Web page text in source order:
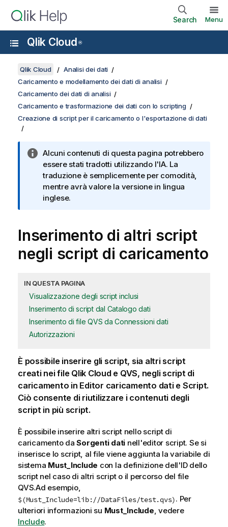
Search Menu
Qlik Cloud ®
Qlik Cloud
Analisi dei dati
Caricamento e modellamento dei dati di analisi
Caricamento dei dati di analisi
Caricamento e trasformazione dei dati con lo scripting
Creazione di script per il caricamento o l'esportazione di dati
Alcuni contenuti di questa pagina potrebbero
essere stati tradotti utilizzando l'IA. La
traduzione è semplicemente per comodità,
mentre avrà valore la versione in lingua
inglese.
Inserimento di altri script
negli script di caricamento
IN QUESTA PAGINA
Visualizzazione degli script inclusi
Inserimento di script dal Catalogo dati
Inserimento di file QVS da Connessioni dati
Autorizzazioni
È possibile inserire gli script, sia altri script
creati nei file Qlik Cloude QVS, negli script di
caricamento in Editor caricamento datie Script.
Ciò consente di riutilizzare i contenuti degli
script in più script.
È possibile inserire altri script nello script di
caricamento daSorgenti dati nell'editor script. Se si
inserisce lo script, al file viene aggiunta la variabile di
sistema Must_Include con la definizione dell'ID dello
script nel caso di altri script o il percorso del file
QVS.Ad esempio,
$(Must_Include=lib://DataFiles/test.qvs). Per
ulteriori informazioni su Must_Include , vedere
Include.